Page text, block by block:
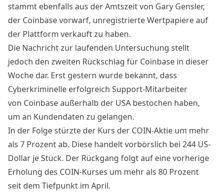
stammt ebenfalls aus der Amtszeit von Gary Gensler,
der Coinbase vorwarf, unregistrierte Wertpapiere auf
der Plattform verkauft zu haben.
Die Nachricht zur laufenden Untersuchung stellt
jedoch den zweiten Rückschlag für Coinbase in dieser
Woche dar. Erst gestern wurde bekannt, dass
Cyberkriminelle erfolgreich Support-Mitarbeiter
von Coinbase außerhalb der USA bestochen haben,
um an Kundendaten zu gelangen.
In der Folge stürzte der Kurs der COIN-Aktie um mehr
als 7 Prozent ab. Diese handelt vorbörslich bei 244 US-
Dollar je Stück. Der Rückgang folgt auf eine vorherige
Erholung des COIN-Kurses um mehr als 80 Prozent
seit dem Tiefpunkt im April.